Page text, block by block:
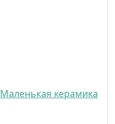
Маленькая керамика